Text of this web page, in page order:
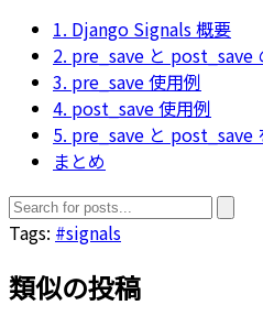
1. Django Signals 概要
2. pre_save と post_save
3. pre_save 使用例
4. post_save 使用例
5. pre_save と post_save
まとめ
Tags: #signals
類似の投稿